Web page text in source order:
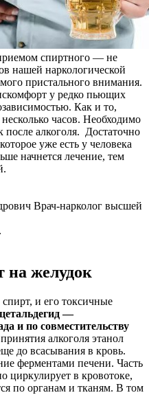
спиртного — не
нашей наркологической
пристального внимания.
у редко пьющих
Как и то,
часов. Необходимо
алкоголя. Достаточно
уже есть у человека
начнется лечение, тем
Врач-нарколог высшей
на желудок
и его токсичные
—
и по совместительству
алкоголя этанол
до всасывания в кровь.
ферментами печени. Часть
циркулирует в кровотоке,
по органам и тканям. В том